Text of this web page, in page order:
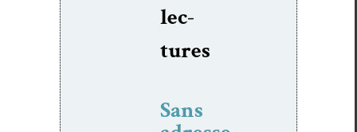
lec­
tures
Sans